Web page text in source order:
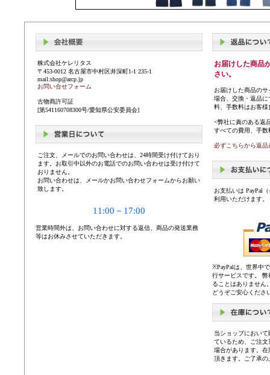
株式会社ケレリタス
〒453-0012 名古屋市中村区井深町1-1 235-1
mail:shop@arcp.jp
お問い合せフォーム
古物商許可証
[第541160708300号/愛知県公安委員会]
ご注文、メールでのお問い合わせは、24時間受け付けており
ます。お取引中以外のお電話でのお問い合わせは受け付けて
おりません。
お問い合わせは、メールかお問い合わせフォームからお願い
致します。
11:00－17:00
営業時間外は、お問い合わせに対する返信、商品の発送業務
等はお休みさせていただきます。
お届けした商品
さい。
お届けした商品の
場合、交換・返品
料、手数料はお客
<弊社に責のある返
すべての費用、手
必ずこちらから返
お支払いは PayPal
利用いただけます。
※PayPalは、世界中
行サービスです。
ることはありません
どうぞご安心くださ
当ショップにおい
ているため、ご注
場合があります。
頂きます。ご了承